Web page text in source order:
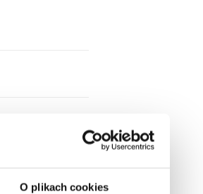
O plikach cookies